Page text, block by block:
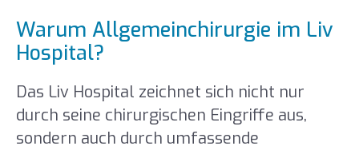
Warum Allgemeinchirurgie im Liv
Hospital?
Das Liv Hospital zeichnet sich nicht nur
durch seine chirurgischen Eingriffe aus,
sondern auch durch umfassende